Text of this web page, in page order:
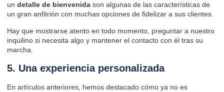
un detalle de bienvenida son algunas de las características de
un gran anfitrión con muchas opciones de fidelizar a sus clientes.
Hay que mostrarse atento en todo momento, preguntar a nuestro
inquilino si necesita algo y mantener el contacto con él tras su
marcha.
5. Una experiencia personalizada
En artículos anteriores, hemos destacado cómo ya no es